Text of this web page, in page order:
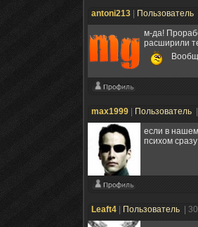
antoni213 Пользователь
м-да!
расширили
max1999 Пользователь
если в
психом
Leaft4 Пользователь |